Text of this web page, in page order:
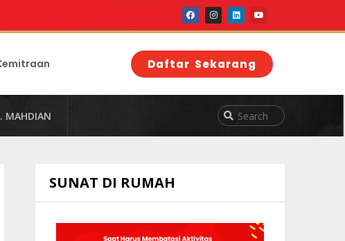
Daftar Sekarang
MAHDIAN
SUNAT DI RUMAH